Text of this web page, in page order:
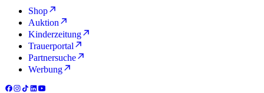
Shop
Auktion
Kinderzeitung
Trauerportal
Partnersuche
Werbung